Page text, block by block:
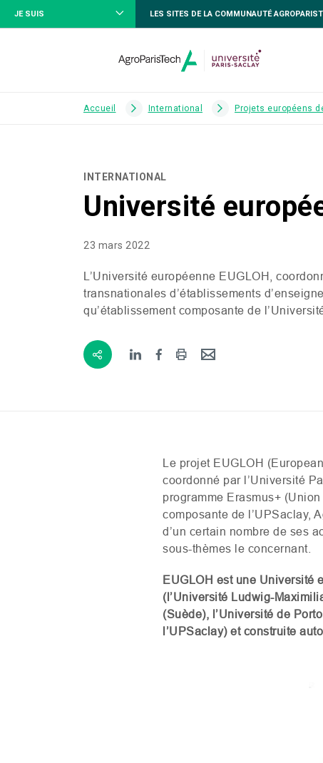
JE SUIS LES SITES DE LA COMMUNAUTÉ
Accueil International Projets européens
INTERNATIONAL
Université
23 mars 2022
L’Université européenne EUGLOH ,
transnationales d’établissements
qu’établissement composante de
Le projet EUGLOH
coordonné par l’Université
programme Erasmus+
composante de l’UPSaclay,
d’un certain nombre de ses
sous-thèmes le concernant.
EUGLOH est une Université
(l’Université Ludwig-
(Suède), l’Université de
l’UPSaclay) et construite